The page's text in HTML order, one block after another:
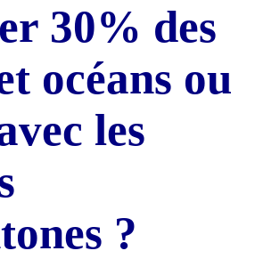
30% des
océans ou
les
?